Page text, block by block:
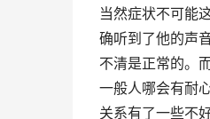
当然症状不可能
确听到了他的声
不清是正常的。
一般人哪会有耐
关系有了一些不